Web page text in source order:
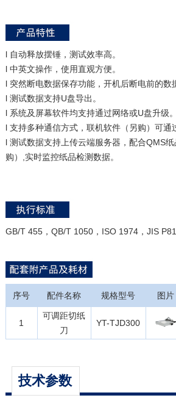
l 自动释放摆锤，测试效率高。
l 中英文操作，使用直观方便。
l 突然断电数据保存功能，开机后断电前的数
l 测试数据支持U盘导出。
l 系统及屏幕软件均支持通过网络或U盘升级。
l 支持多种通信方式，联机软件（另购）可通
l 测试数据支持上传云端服务器，配合QMS
购）,实时监控纸品检测数据。
GB/T 455，QB/T 1050，ISO 1974，JIS
序号 配件名称 规格型号 图片
1
可调距切纸
刀
YT-TJD300
技术参数